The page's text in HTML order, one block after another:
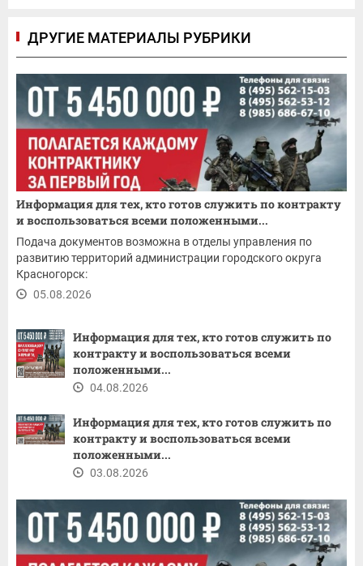
ДРУГИЕ МАТЕРИАЛЫ РУБРИКИ
Информация для тех, кто готов служить по контракту
и воспользоваться всеми положенными...
Подача документов возможна в отделы управления по
развитию территорий администрации городского округа
Красногорск:
05.08.2026
Информация для тех, кто готов служить по
контракту и воспользоваться всеми
положенными...
04.08.2026
Информация для тех, кто готов служить по
контракту и воспользоваться всеми
положенными...
03.08.2026